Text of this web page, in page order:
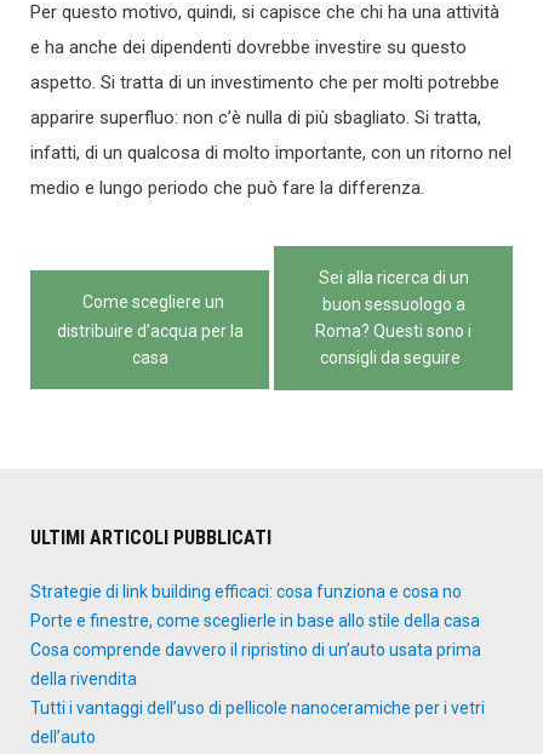
Per questo motivo, quindi, si capisce che chi ha una attività
e ha anche dei dipendenti dovrebbe investire su questo
aspetto. Si tratta di un investimento che per molti potrebbe
apparire superfluo: non c’è nulla di più sbagliato. Si tratta,
infatti, di un qualcosa di molto importante, con un ritorno nel
medio e lungo periodo che può fare la differenza.
Navigazione
articoli
Come scegliere un
distribuire d’acqua per la
casa
Sei alla ricerca di un
buon sessuologo a
Roma? Questi sono i
consigli da seguire
ULTIMI ARTICOLI PUBBLICATI
Strategie di link building efficaci: cosa funziona e cosa no
Porte e finestre, come sceglierle in base allo stile della casa
Cosa comprende davvero il ripristino di un’auto usata prima
della rivendita
Tutti i vantaggi dell’uso di pellicole nanoceramiche per i vetri
dell’auto